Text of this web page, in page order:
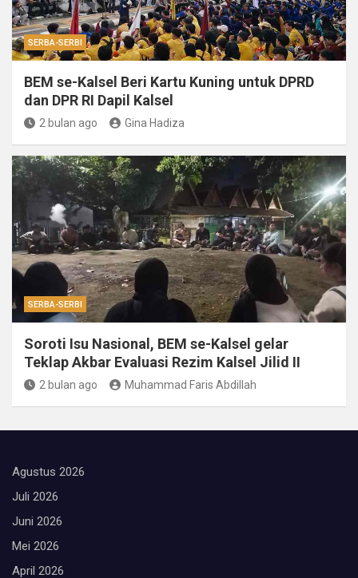
SERBA-SERBI
BEM se-Kalsel Beri Kartu Kuning untuk DPRD
dan DPR RI Dapil Kalsel
2 bulan ago Gina Hadiza
SERBA-SERBI
Soroti Isu Nasional, BEM se-Kalsel gelar
Teklap Akbar Evaluasi Rezim Kalsel Jilid II
2 bulan ago Muhammad Faris Abdillah
Agustus 2026
Juli 2026
Juni 2026
Mei 2026
April 2026